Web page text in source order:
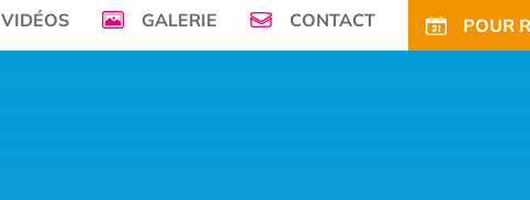
VIDÉOS GALERIE CONTACT POUR